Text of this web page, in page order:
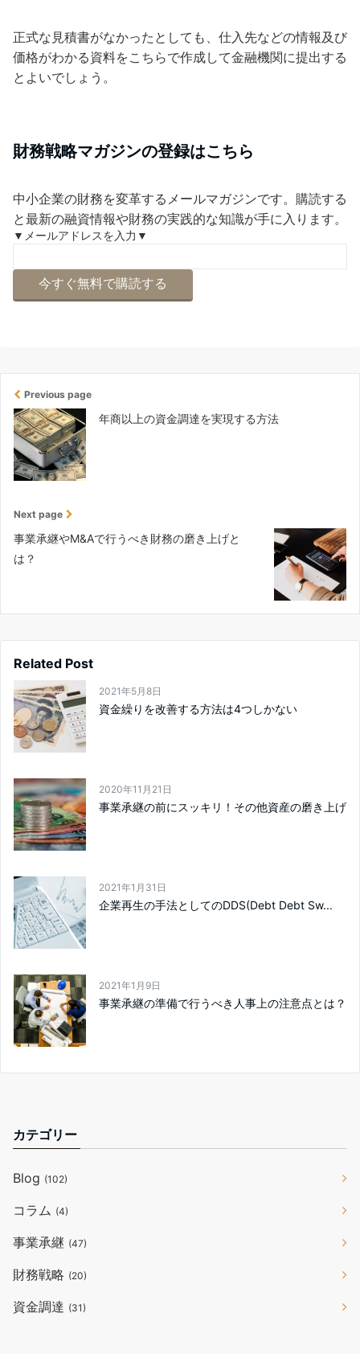
正式な見積書がなかったとしても、仕入先などの情報及び
価格がわかる資料をこちらで作成して金融機関に提出する
とよいでしょう。
財務戦略マガジンの登録はこちら
中小企業の財務を変革するメールマガジンです。購読する
と最新の融資情報や財務の実践的な知識が手に入ります。
▼メールアドレスを入力▼
Previous page
年商以上の資金調達を実現する方法
Next page
事業承継やM&Aで行うべき財務の磨き上げと
は？
Related Post
2021年5月8日
資金繰りを改善する方法は4つしかない
2020年11月21日
事業承継の前にスッキリ！その他資産の磨き上げ
2021年1月31日
企業再生の手法としてのDDS(Debt Debt Sw...
2021年1月9日
事業承継の準備で行うべき人事上の注意点とは？
カテゴリー
Blog (102)
コラム (4)
事業承継 (47)
財務戦略 (20)
資金調達 (31)